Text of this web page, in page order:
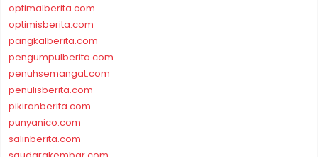
optimalberita.com
optimisberita.com
pangkalberita.com
pengumpulberita.com
penuhsemangat.com
penulisberita.com
pikiranberita.com
punyanico.com
salinberita.com